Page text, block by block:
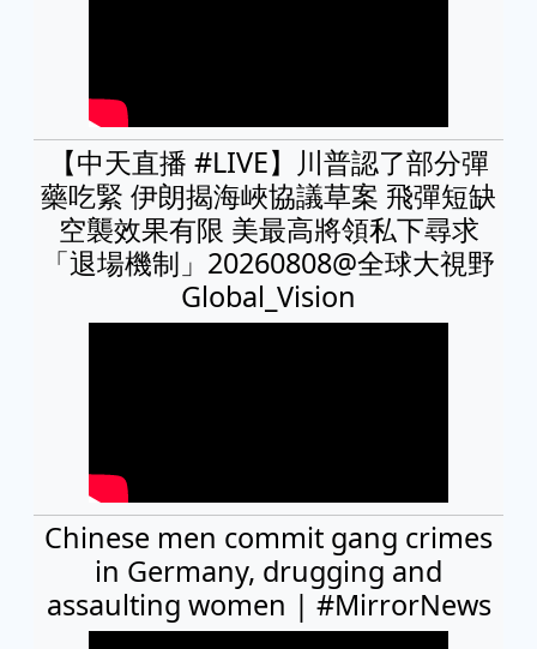
【中天直播 #LIVE】川普認了部分彈
藥吃緊 伊朗揭海峽協議草案 飛彈短缺
空襲效果有限 美最高將領私下尋求
「退場機制」20260808@全球大視野
Global_Vision
Chinese men commit gang crimes
in Germany, drugging and
assaulting women | #MirrorNews